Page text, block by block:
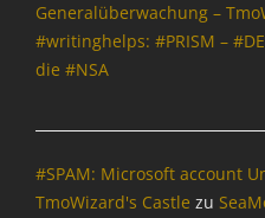
h
t
e
o
l
Generalüberwachung –
#writinghelps: #PRISM –
die #NSA
#SPAM: Microsoft account
TmoWizard's Castle zu